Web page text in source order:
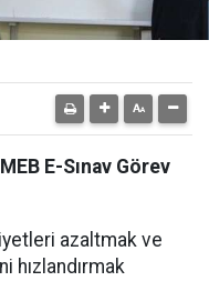
E-Sınav Görev
azaltmak ve